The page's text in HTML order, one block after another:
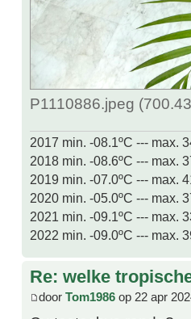
P1110886.jpeg
2017 min. -08.1ºC --- max.
2018 min. -08.6ºC --- max.
2019 min. -07.0ºC --- max.
2020 min. -05.0ºC --- max.
2021 min. -09.1ºC --- max.
2022 min. -09.0ºC --- max.
Re: welke
door Tom1986 op 22 apr